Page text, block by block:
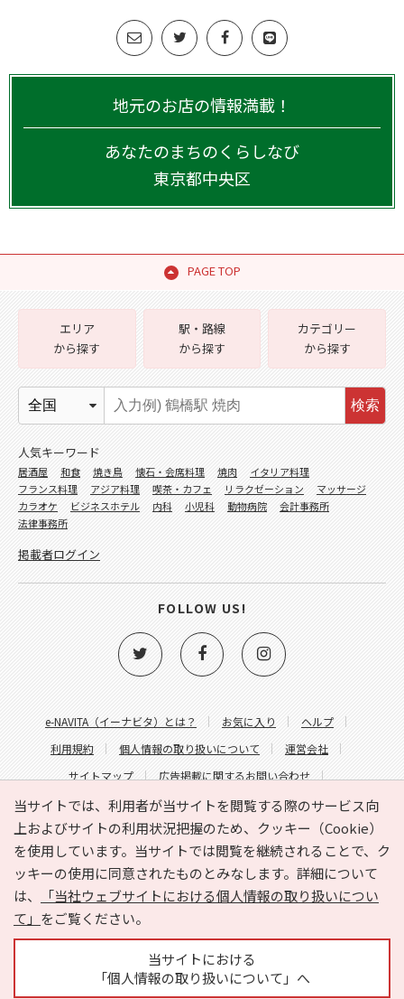
地元のお店の情報満載！
あなたのまちのくらしなび
東京都中央区
PAGE TOP
当サイトでは、利用者が当サイトを閲覧する際のサービス向
上およびサイトの利用状況把握のため、クッキー（Cookie）
を使用しています。当サイトでは閲覧を継続されることで、ク
ッキーの使用に同意されたものとみなします。詳細について
は、
「当社ウェブサイトにおける個人情報の取り扱いについ
て」 をご覧ください。
当サイトにおける
「個人情報の取り扱いについて」へ
e-NAVITA（イーナビタ）とは？ お気に入り
ヘルプ
利用規約
個人情報の取り扱いについて
運営会社
サイトマップ
広告掲載に関するお問い合わせ
サイトの内容に関するお問い合わせ
エリア
から探す
駅・路線
から探す
カテゴリー
から探す
検索
人気キーワード
居酒屋 和食 焼き鳥 懐石・会席料理 焼肉
イタリア料理
フランス料理
アジア料理 喫茶・カフェ リラクゼーション
マッサージ
カラオケ
ビジネスホテル 内科 小児科 動物病院
会計事務所
法律事務所
掲載者ログイン
FOLLOW US!
Copyright © HYOJITO.Co.,Ltd. All Rights Reserved.